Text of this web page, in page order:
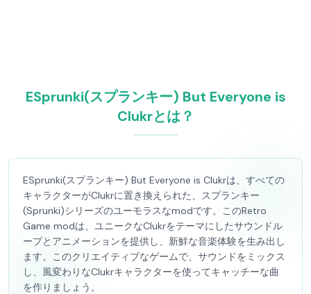
ESprunki(スプランキー) But Everyone is
Clukrとは？
ESprunki(スプランキー) But Everyone is Clukrは、すべての
キャラクターがClukrに置き換えられた、スプランキー
(Sprunki)シリーズのユーモラスなmodです。このRetro
Game modは、ユニークなClukrをテーマにしたサウンドル
ープとアニメーションを提供し、新鮮な音楽体験を生み出し
ます。このクリエイティブなゲームで、サウンドをミックス
し、風変わりなClukrキャラクターを使ってキャッチーな曲
を作りましょう。